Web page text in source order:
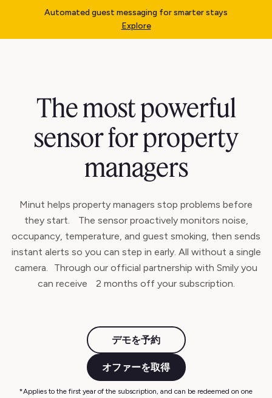
Automated guest messaging for smarter stays
Explore
The most powerful
sensor for property
managers
Minut helps property managers stop problems before
they start. The sensor proactively monitors noise,
occupancy, temperature, and guest smoking, then sends
instant alerts so you can step in early. All without a single
camera. Through our official partnership with Smily you
can receive 2 months off your subscription.
デモを予約
オファーを取得
*Applies to the first year of the subscription, and can be redeemed on one